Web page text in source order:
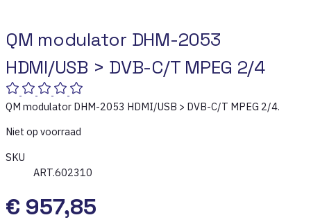
QM modulator DHM-2053
HDMI/USB > DVB-C/T MPEG 2/4
QM modulator DHM-2053 HDMI/USB > DVB-C/T MPEG 2/4.
Niet op voorraad
SKU
ART.602310
€ 957,85